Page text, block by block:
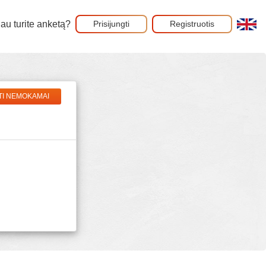
Registruotis
Prisijungti
turite anketą?
NEMOKAMAI